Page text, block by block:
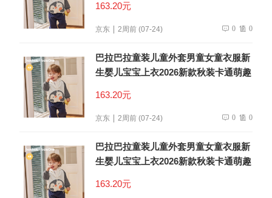
163.20元
京东 2周前 (07-24) 0 0
巴拉巴拉童装儿童外套男童女童衣服新
生婴儿宝宝上衣2026新款秋装卡通萌趣
163.20元
京东 2周前 (07-24) 0 0
巴拉巴拉童装儿童外套男童女童衣服新
生婴儿宝宝上衣2026新款秋装卡通萌趣
163.20元